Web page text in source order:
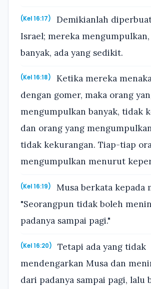
(Kel 16:17)
Demikianlah
Israel; mereka mengumpulkan,
banyak, ada yang sedikit.
(Kel 16:18)
Ketika mereka
dengan gomer, maka orang
mengumpulkan banyak, tidak
dan orang yang
tidak kekurangan. Tiap-tiap
mengumpulkan menurut
(Kel 16:19)
Musa berkata kepada
"Seorangpun tidak boleh
padanya sampai pagi."
(Kel 16:20)
Tetapi ada yang tidak
mendengarkan Musa dan
dari padanya sampai pagi, lalu